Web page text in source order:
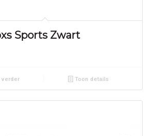
Sports Zwart
Toon details